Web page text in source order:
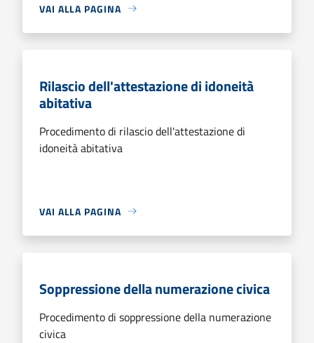
VAI ALLA PAGINA
Rilascio dell'attestazione di idoneità
abitativa
Procedimento di rilascio dell'attestazione di
idoneità abitativa
VAI ALLA PAGINA
Soppressione della numerazione civica
Procedimento di soppressione della numerazione
civica